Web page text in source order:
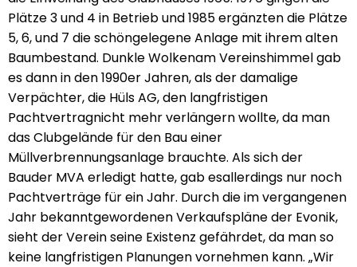
Plätze 3 und 4 in Betrieb und 1985 ergänzten die Plätze
5, 6, und 7 die schöngelegene Anlage mit ihrem alten
Baumbestand. Dunkle Wolkenam Vereinshimmel gab
es dann in den 1990er Jahren, als der damalige
Verpächter, die Hüls AG, den langfristigen
Pachtvertragnicht mehr verlängern wollte, da man
das Clubgelände für den Bau einer
Müllverbrennungsanlage brauchte. Als sich der
Bauder MVA erledigt hatte, gab esallerdings nur noch
Pachtverträge für ein Jahr. Durch die im vergangenen
Jahr bekanntgewordenen Verkaufspläne der Evonik,
sieht der Verein seine Existenz gefährdet, da man so
keine langfristigen Planungen vornehmen kann. „Wir